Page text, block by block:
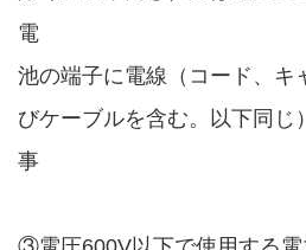
電
池の端子に電線（コード、キ
びケーブルを含む。以下同じ
事